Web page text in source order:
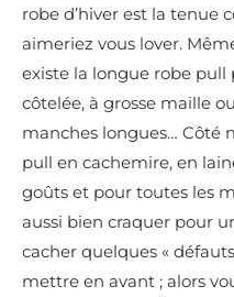
robe d’hiver est la tenue
aimeriez vous lover.
existe la longue robe pull
côtelée, à grosse maille
manches longues… Côté
pull en cachemire, en
goûts et pour toutes les
aussi bien craquer pour
cacher quelques «
mettre en avant ; alors